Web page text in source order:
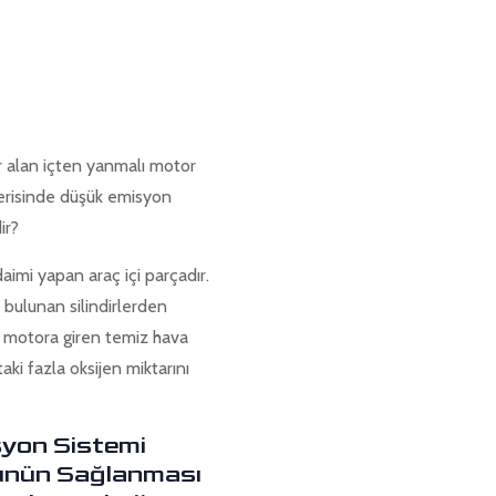
içten yanmalı motor
düşük emisyon
yapan araç içi parçadır.
bulunan silindirlerden
motora giren temiz hava
fazla oksijen miktarını
Sistemi
Sağlanması